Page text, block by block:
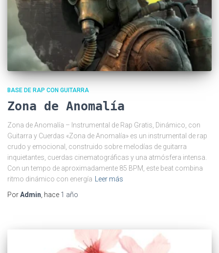
BASE DE RAP CON GUITARRA
Zona de Anomalía
Zona de Anomalía – Instrumental de Rap Gratis, Dinámico, con
Guitarra y Cuerdas «Zona de Anomalía» es un instrumental de rap
crudo y emocional, construido sobre melodías de guitarra
inquietantes, cuerdas cinematográficas y una atmósfera intensa.
Con un tempo de aproximadamente 85 BPM, este beat combina
ritmo dinámico con energía Leer más
PorAdmin, hace 1 año